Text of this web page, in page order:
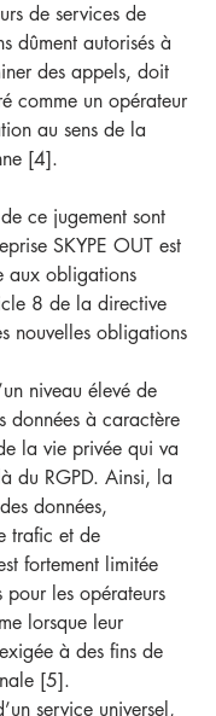
de services de
dûment autorisés à
des appels, doit
comme un opérateur
au sens de la
[4].
ce jugement sont
SKYPE OUT est
aux obligations
8 de la directive
obligations
niveau élevé de
données à caractère
la vie privée qui va
du RGPD. Ainsi, la
données,
trafic et de
fortement limitée
pour les opérateurs
lorsque leur
à des fins de
[5].
service universel,